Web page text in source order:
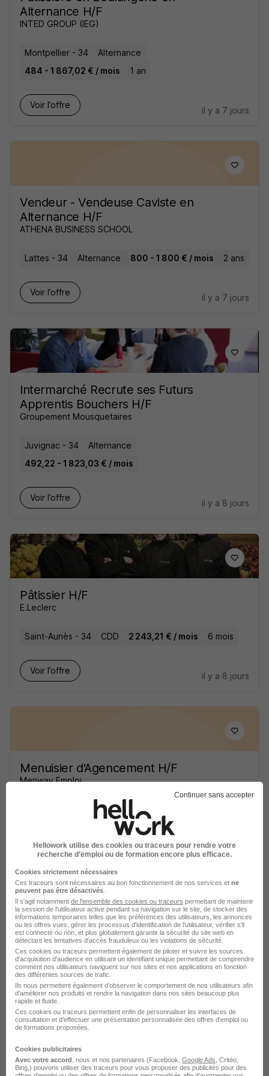
Alternance H/F
INTED GROUP (IEG)
Montpellier - 34
Alternance
484 - 1 867,02 € / mois
1 an
Voir l’offre
il y a 7 jours
Vendeur - Vendeuse Caviste en
Alternance H/F
ATHENA BUSINESS SCHOOL
Lattes - 34 Alternance 800 - 1 800 € / mois 2 ans
Voir l’offre
il y a 7 jours
Intermarché Recrute ses Futurs
Apprentis Bouchers H/F
Groupement Mousquetaires
Juvignac - 34
Alternance
492,22 - 1 823,03 € / mois
Voir l’offre
il y a 8 jours
Pâtissier H/F
E.Leclerc
Saint-Aunès - 34 CDD 2 243,21 € / mois 6 mois
Voir l’offre
il y a 8 jours
Menuisier d'Agencement H/F
Menway Emploi
Intérim
12,31 - 14 € / heure
Menuisier Agenceur H/F
LIP Industrie Bâtiment
Montpellier - 34 14 € / heure
Voir l’offre
Continuer sans accepter
Hellowork utilise des cookies ou traceurs pour rendre votre
recherche d’emploi ou de formation encore plus efficace.
Cookies strictement nécessaires
Ces traceurs sont nécessaires au bon fonctionnement de nos services et ne
peuvent pas être désactivés
Il s'agit notamment de l'ensemble des cookies ou traceurs permettant de maintenir
la session de l'utilisateur active pendant sa navigation sur le site, de stocker des
informations temporaires telles que les préférences des utilisateurs, les annonces
ou les offres vues, gérer les processus d'identification de l'utilisateur, vérifier s'il
est connecté ou non, et plus globalement garantir la sécurité du site web en
détectant les tentatives d'accès frauduleux ou les violations de sécurité.
Ces cookies ou traceurs permettent également de piloter et suivre les sources
d'acquisition d'audience en utilisant un identifiant unique permettant de comprendre
comment nos utilisateurs naviguent sur nos sites et nos applications en fonction
des différentes sources de trafic.
Ils nous permettent également d’observer le comportement de nos utilisateurs afin
d'améliorer nos produits et rendre la navigation dans nos sites beaucoup plus
rapide et fluide.
Ces cookies ou traceurs permettent enfin de personnaliser les interfaces de
consultation et d'effectuer une présentation personnalisée des offres d'emploi ou
de formations proposées.
Cookies publicitaires
Avec votre accord , nous et nos partenaires (Facebook, Google Ads , Critéo,
Bing,) pouvons utiliser des traceurs pour vous proposer des publicités pour des